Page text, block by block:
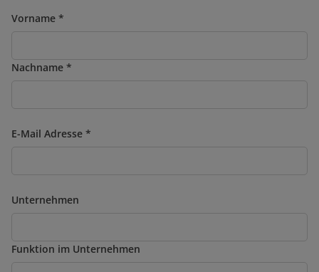
Vorname
Nachname
E-Mail Adresse
Unternehmen
Funktion im Unternehmen